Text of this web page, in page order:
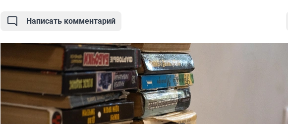
Написать комментарий